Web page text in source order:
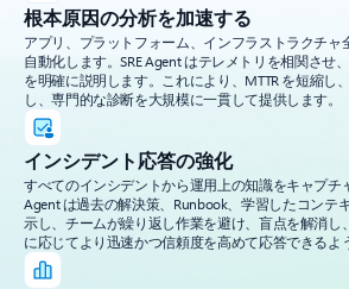
根本原因の分析を加速する
アプリ、プラットフォーム、インフラストラクチャ
自動化します。SRE Agent はテレメトリを相関させ
を明確に説明します。これにより、MTTR を短縮し
し、専門的な診断を大規模に一貫して提供します。
インシデント応答の強化
すべてのインシデントから運用上の知識をキャプチ
Agent は過去の解決策、Runbook、学習したコンテ
示し、チームが繰り返し作業を避け、盲点を解消し
に応じてより迅速かつ信頼度を高めて応答できるよ